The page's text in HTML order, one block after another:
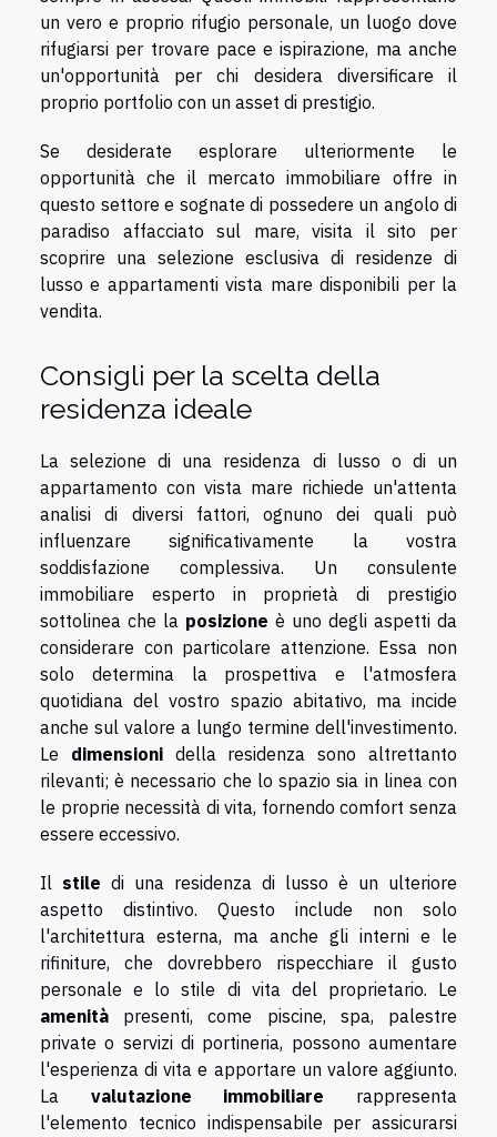
un vero e proprio rifugio personale, un luogo dove
rifugiarsi per trovare pace e ispirazione, ma anche
un'opportunità per chi desidera diversificare il
proprio portfolio con un asset di prestigio.
Se desiderate esplorare ulteriormente le
opportunità che il mercato immobiliare offre in
questo settore e sognate di possedere un angolo di
paradiso affacciato sul mare,visita il sito per
scoprire una selezione esclusiva di residenze di
lusso e appartamenti vista mare disponibili per la
vendita.
Consigli per la scelta della
residenza ideale
La selezione di una residenza di lusso o di un
appartamento con vista mare richiede un'attenta
analisi di diversi fattori, ognuno dei quali può
influenzare significativamente la vostra
soddisfazione complessiva. Un consulente
immobiliare esperto in proprietà di prestigio
sottolinea che la posizione è uno degli aspetti da
considerare con particolare attenzione. Essa non
solo determina la prospettiva e l'atmosfera
quotidiana del vostro spazio abitativo, ma incide
anche sul valore a lungo termine dell'investimento.
Le dimensionidella residenza sono altrettanto
rilevanti; è necessario che lo spazio sia in linea con
le proprie necessità di vita, fornendo comfort senza
essere eccessivo.
Il stile di una residenza di lusso è un ulteriore
aspetto distintivo. Questo include non solo
l'architettura esterna, ma anche gli interni e le
rifiniture, che dovrebbero rispecchiare il gusto
personale e lo stile di vita del proprietario. Le
amenità presenti, come piscine, spa, palestre
private o servizi di portineria, possono aumentare
l'esperienza di vita e apportare un valore aggiunto.
La valutazione immobiliare rappresenta
l'elemento tecnico indispensabile per assicurarsi